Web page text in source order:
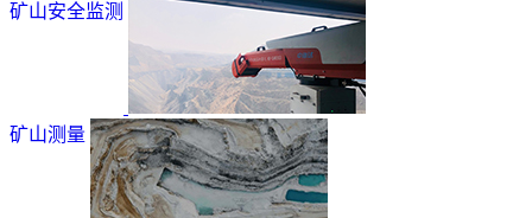
矿山安全监测
矿山测量